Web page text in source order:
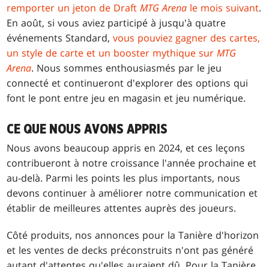
remporter un jeton de DraftMTG Arena le mois suivant.
En août, si vous aviez participé à jusqu'à quatre
événements Standard,vous pouviez gagner des cartes,
un style de carte et un booster mythique surMTG
Arena. Nous sommes enthousiasmés par le jeu
connecté et continueront d'explorer des options qui
font le pont entre jeu en magasin et jeu numérique.
CE QUE NOUS AVONS APPRIS
Nous avons beaucoup appris en 2024, et ces leçons
contribueront à notre croissance l'année prochaine et
au-delà. Parmi les points les plus importants, nous
devons continuer à améliorer notre communication et
établir de meilleures attentes auprès des joueurs.
Côté produits, nos annonces pour la Tanière d'horizon
et les ventes de decks préconstruits n'ont pas généré